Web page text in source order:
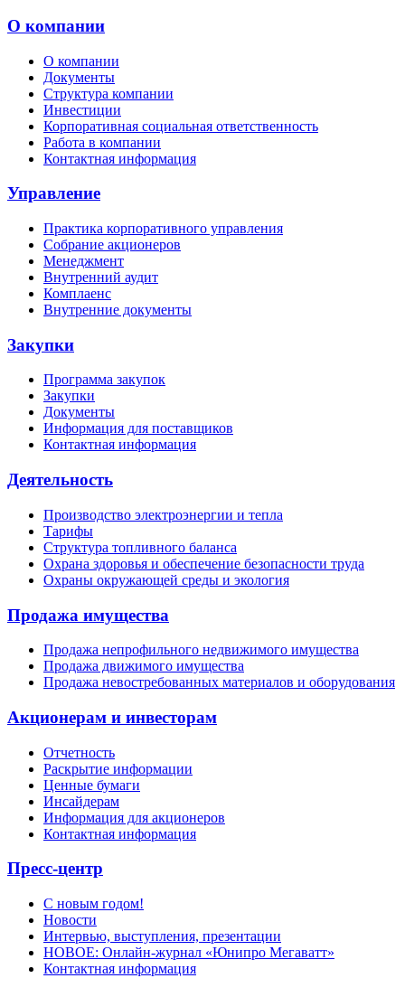
О компании
О компании
Документы
Структура компании
Инвестиции
Корпоративная социальная ответственность
Работа в компании
Контактная информация
Управление
Практика корпоративного управления
Собрание акционеров
Менеджмент
Внутренний аудит
Комплаенс
Внутренние документы
Закупки
Программа закупок
Закупки
Документы
Информация для поставщиков
Контактная информация
Деятельность
Производство электроэнергии и тепла
Тарифы
Структура топливного баланса
Охрана здоровья и обеспечение безопасности труда
Охраны окружающей среды и экология
Продажа имущества
Продажа непрофильного недвижимого имущества
Продажа движимого имущества
Продажа невостребованных материалов и оборудования
Акционерам и инвесторам
Отчетность
Раскрытие информации
Ценные бумаги
Инсайдерам
Информация для акционеров
Контактная информация
Пресс-центр
С новым годом!
Новости
Интервью, выступления, презентации
НОВОЕ: Онлайн-журнал «Юнипро Мегаватт»
Контактная информация